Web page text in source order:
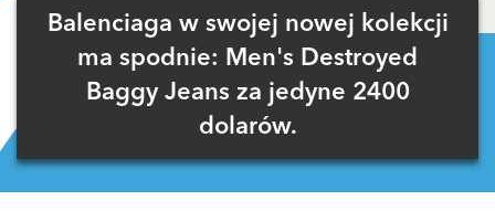
Balenciaga w swojej nowej kolekcji
ma spodnie: Men's Destroyed
Baggy Jeans za jedyne 2400
dolarów.